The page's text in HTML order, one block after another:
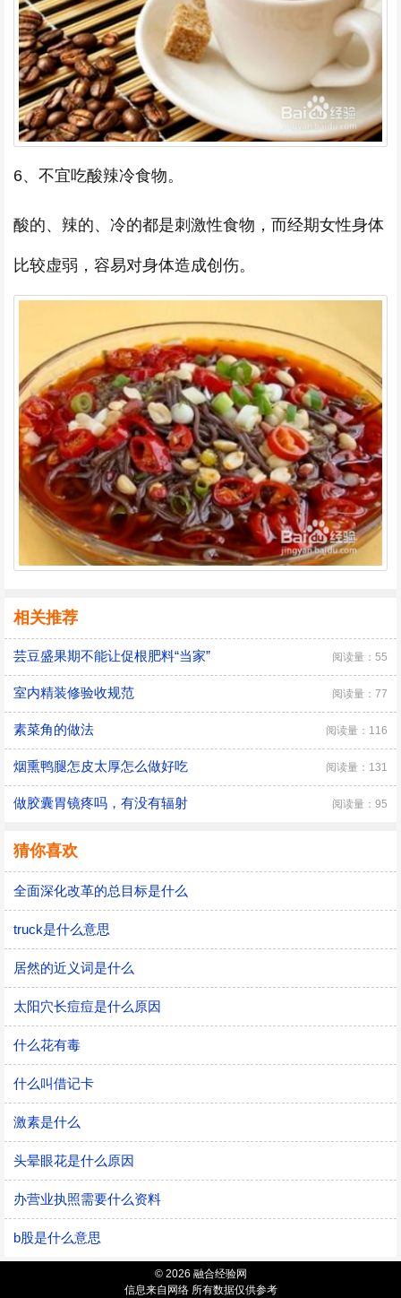
6、不宜吃酸辣冷食物。
酸的、辣的、冷的都是刺激性食物，而经期女性身体
比较虚弱，容易对身体造成创伤。
相关推荐
芸豆盛果期不能让促根肥料“当家” 阅读量：55
室内精装修验收规范 阅读量：77
素菜角的做法 阅读量：116
烟熏鸭腿怎皮太厚怎么做好吃 阅读量：131
做胶囊胃镜疼吗，有没有辐射 阅读量：95
猜你喜欢
全面深化改革的总目标是什么
truck是什么意思
居然的近义词是什么
太阳穴长痘痘是什么原因
什么花有毒
什么叫借记卡
激素是什么
头晕眼花是什么原因
办营业执照需要什么资料
b股是什么意思
© 2026 融合经验网
信息来自网络 所有数据仅供参考